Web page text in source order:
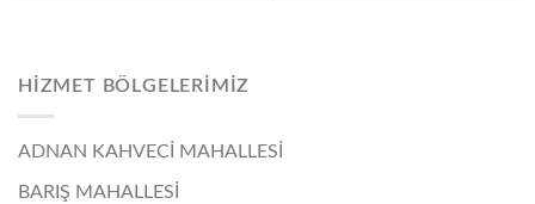
HIZMET BÖLGELERIMIZ
ADNAN KAHVECİ MAHALLESİ
BARIŞ MAHALLESİ